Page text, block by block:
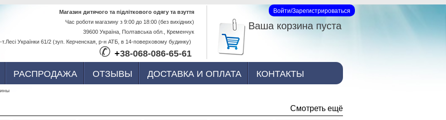
Перейти к
основному
содержанию
РАСПРОДАЖА ОТЗЫВЫ ДОСТАВКА И ОПЛАТА КОНТАКТЫ
Вход на сайт
Войти/Зарегистрироваться
Ваша корзина пуста
Магазин дитячого та підліткового одягу та взуття
Час роботи магазину з 9:00 до 18:00 (без вихідних)
39600 Україна, Полтавська обл., Кременчук
т.Лесі Українки 61/2 (зуп. Керченская, р-н АТБ, в 14-поверховому будинку)
✆ +38-068-086-65-61
Смотреть ещё